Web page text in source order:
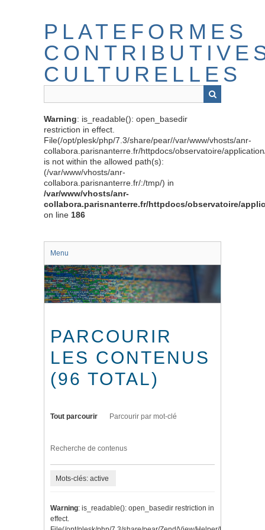
PLATEFORMES
CULTURELLES
Warning: is_readable(): open_basedir
restriction in effect.
File(/opt/plesk/php/7.3/share/pear//var/www/vhosts/anr-
collabora.parisnanterre.fr/httpdocs/observatoire/
is not within the allowed path(s):
(/var/www/vhosts/anr-
collabora.parisnanterre.fr/:/tmp/) in
/var/www/vhosts/anr-
collabora.parisnanterre.fr/httpdocs/observatoire/
on line 186
Menu
PARCOURIR
LES CONTENUS
(96 TOTAL)
Tout parcourir Parcourir par mot-clé
Recherche de contenus
Mots-clés: active
Warning: is_readable(): open_basedir restriction in
effect.